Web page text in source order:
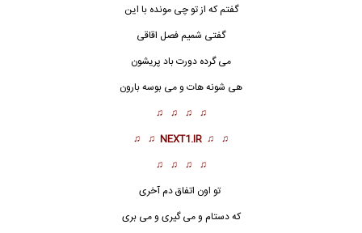
گفتم که از تو چی مونده با این
گفتی شمیم فصل اقاقی
می گرده دورت باد پریشون
هی شونه هات و می بوسه بارون
♫ ♫ ♫ ♫
♫ ♫
NEXT1.IR
♫ ♫
♫ ♫ ♫ ♫
تو اون اتفاق دم آخری
که دستام و می گیری و می بری